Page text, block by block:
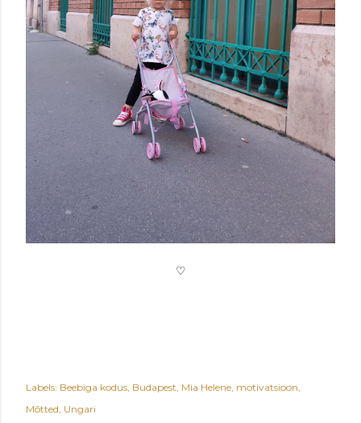
♡
Labels: Beebiga kodus Budapest Mia Helene motivatsioon
Mõtted Ungari